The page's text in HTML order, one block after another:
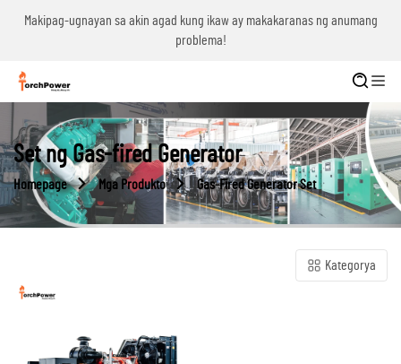
Makipag-ugnayan sa akin agad kung ikaw ay makakaranas ng anumang
problema!
Set ng Gas-fired Generator
Homepage Mga Produkto Gas-Fired Generator Set
Kategorya